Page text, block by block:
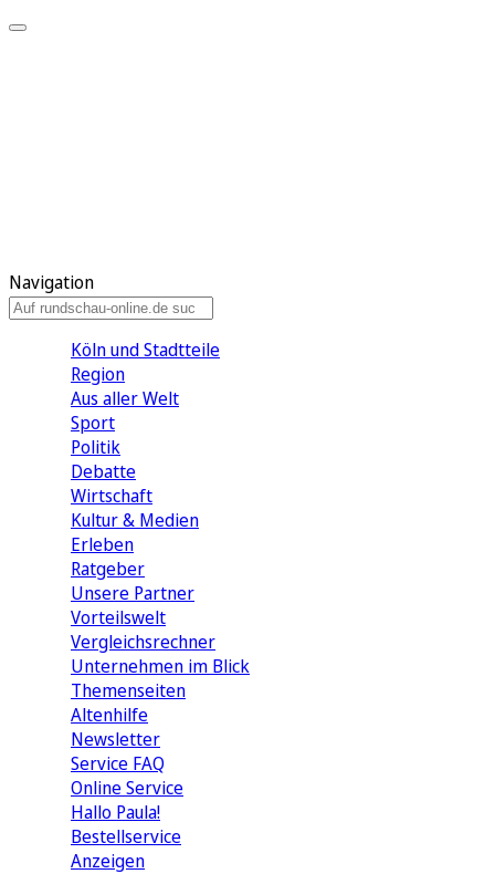
Navigation
Köln und Stadtteile
Region
Aus aller Welt
Sport
Politik
Debatte
Wirtschaft
Kultur & Medien
Erleben
Ratgeber
Unsere Partner
Vorteilswelt
Vergleichsrechner
Unternehmen im Blick
Themenseiten
Altenhilfe
Newsletter
Service FAQ
Online Service
Hallo Paula!
Bestellservice
Anzeigen